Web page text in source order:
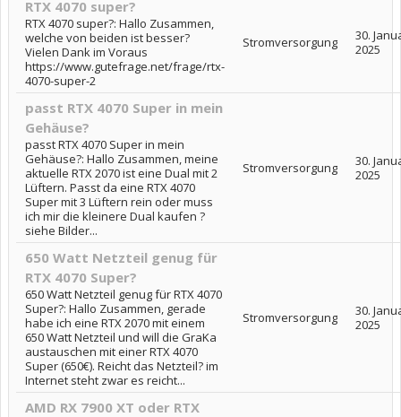
RTX 4070 super?
RTX 4070 super?: Hallo Zusammen,
welche von beiden ist besser?
Vielen Dank im Voraus
https://www.gutefrage.net/frage/rtx-
4070-super-2
Stromversorgung
30.
2025
passt RTX 4070 Super in mein
Gehäuse?
passt RTX 4070 Super in mein
Gehäuse?: Hallo Zusammen, meine
aktuelle RTX 2070 ist eine Dual mit 2
Lüftern. Passt da eine RTX 4070
Super mit 3 Lüftern rein oder muss
ich mir die kleinere Dual kaufen ?
siehe Bilder...
Stromversorgung
30.
2025
650 Watt Netzteil genug für
RTX 4070 Super?
650 Watt Netzteil genug für RTX 4070
Super?: Hallo Zusammen, gerade
habe ich eine RTX 2070 mit einem
650 Watt Netzteil und will die GraKa
austauschen mit einer RTX 4070
Super (650€). Reicht das Netzteil? im
Internet steht zwar es reicht...
Stromversorgung
30.
2025
AMD RX 7900 XT oder RTX